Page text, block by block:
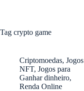
Tag crypto game
Criptomoedas, Jogos
NFT, Jogos para
Ganhar dinheiro,
Renda Online